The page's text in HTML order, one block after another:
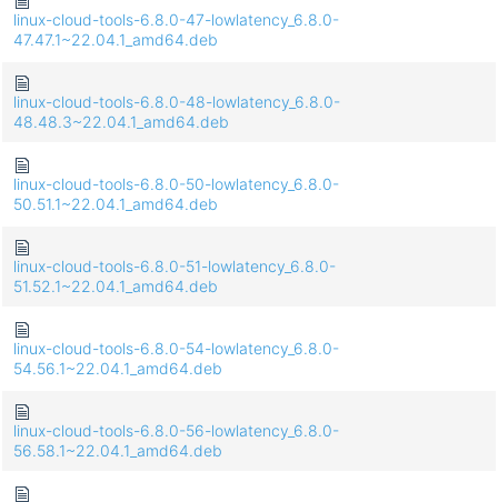
linux-cloud-tools-6.8.0-47-lowlatency_6.8.0-
47.47.1~22.04.1_amd64.deb
linux-cloud-tools-6.8.0-48-lowlatency_6.8.0-
48.48.3~22.04.1_amd64.deb
linux-cloud-tools-6.8.0-50-lowlatency_6.8.0-
50.51.1~22.04.1_amd64.deb
linux-cloud-tools-6.8.0-51-lowlatency_6.8.0-
51.52.1~22.04.1_amd64.deb
linux-cloud-tools-6.8.0-54-lowlatency_6.8.0-
54.56.1~22.04.1_amd64.deb
linux-cloud-tools-6.8.0-56-lowlatency_6.8.0-
56.58.1~22.04.1_amd64.deb